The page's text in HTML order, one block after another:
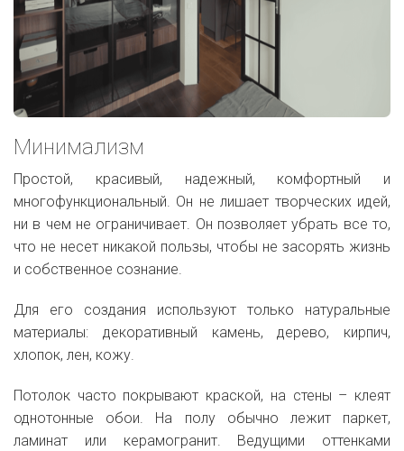
Минимализм
Простой, красивый, надежный, комфортный и
многофункциональный. Он не лишает творческих идей,
ни в чем не ограничивает. Он позволяет убрать все то,
что не несет никакой пользы, чтобы не засорять жизнь
и собственное сознание.
Для его создания используют только натуральные
материалы: декоративный камень, дерево, кирпич,
хлопок, лен, кожу.
Потолок часто покрывают краской, на стены – клеят
однотонные обои. На полу обычно лежит паркет,
ламинат или керамогранит. Ведущими оттенками